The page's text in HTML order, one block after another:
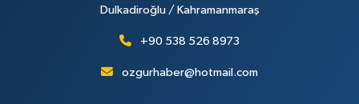
Dulkadiroğlu / Kahramanmaraş
+90 538 526 8973
ozgurhaber@hotmail.com